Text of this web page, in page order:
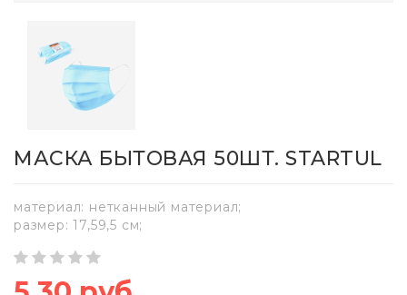
МАСКА БЫТОВАЯ 50ШТ. STARTUL
материал: нетканный материал;
размер: 17,59,5 см;